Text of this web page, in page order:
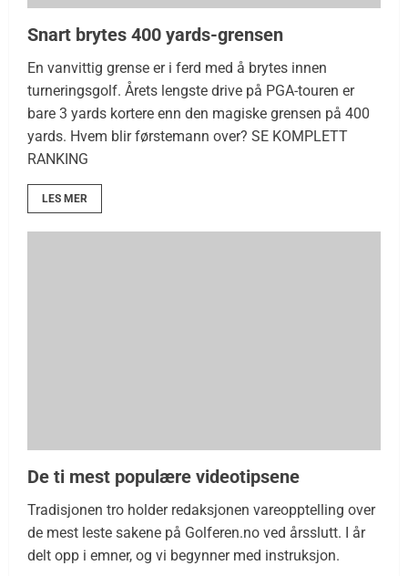
Snart brytes 400 yards-grensen
En vanvittig grense er i ferd med å brytes innen
turneringsgolf. Årets lengste drive på PGA-touren er
bare 3 yards kortere enn den magiske grensen på 400
yards. Hvem blir førstemann over? SE KOMPLETT
RANKING
LES MER
De ti mest populære videotipsene
Tradisjonen tro holder redaksjonen vareopptelling over
de mest leste sakene på Golferen.no ved årsslutt. I år
delt opp i emner, og vi begynner med instruksjon.